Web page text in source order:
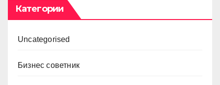
Категории
Uncategorised
Бизнес советник